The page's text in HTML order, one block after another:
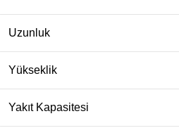
Uzunluk
Yükseklik
Yakıt Kapasitesi